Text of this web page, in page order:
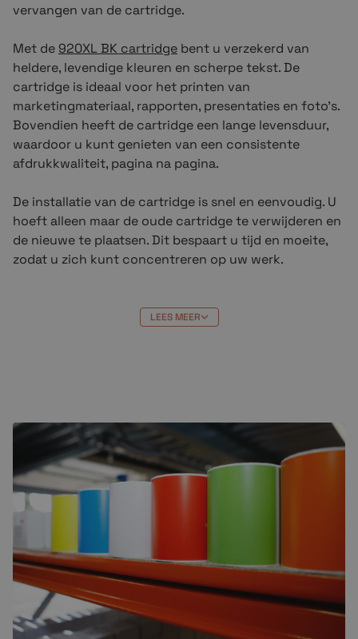
vervangen van de cartridge.
Met de 920XL BK cartridge bent u verzekerd van
heldere, levendige kleuren en scherpe tekst. De
cartridge is ideaal voor het printen van
marketingmateriaal, rapporten, presentaties en foto's.
Bovendien heeft de cartridge een lange levensduur,
waardoor u kunt genieten van een consistente
afdrukkwaliteit, pagina na pagina.
De installatie van de cartridge is snel en eenvoudig. U
hoeft alleen maar de oude cartridge te verwijderen en
de nieuwe te plaatsen. Dit bespaart u tijd en moeite,
zodat u zich kunt concentreren op uw werk.
hoogwaardige cartridge die u tijd en geld bespaart, is
Bestellen bij Crazylabels
HP920 XL BK cartridgebestellen bij Crazylabels heeft
veel voordelen. Je profiteert van de beste prijs en:
Uitmuntende klantenservice (klanten
beoordelen ons met een 9,7)
Gratis op rekening bestellen
LEES MEER